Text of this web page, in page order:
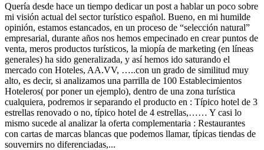
Quería desde hace un tiempo dedicar un post a hablar un poco sobre
mi visión actual del sector turístico español. Bueno, en mi humilde
opinión, estamos estancados, en un proceso de “selección natural”
empresarial, durante años nos hemos empecinado en crear puntos de
venta, meros productos turísticos, la miopía de marketing (en líneas
generales) ha sido generalizada, y así hemos ido saturando el
mercado con Hoteles, AA.VV, …..con un grado de similitud muy
alto, es decir, si analizamos una parrilla de 100 Establecimientos
Hoteleros( por poner un ejemplo), dentro de una zona turística
cualquiera, podremos ir separando el producto en : Típico hotel de 3
estrellas renovado o no, típico hotel de 4 estrellas,…… Y casi lo
mismo sucede al analizar la oferta complementaria : Restaurantes
con cartas de marcas blancas que podemos llamar, típicas tiendas de
souvernirs no diferenciadas,...